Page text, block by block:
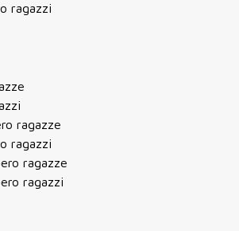
ragazzi
ragazze
ragazzi
ragazze
ragazzi